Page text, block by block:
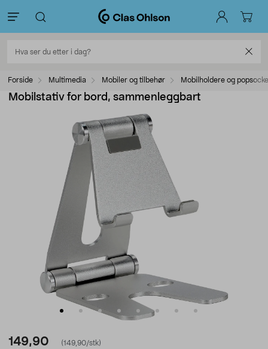
Forside Multimedia Mobiler og tilbehør Mobilholdere og
Mobilstativ for bord, sammenleggbart
149,90
(149,90/stk)